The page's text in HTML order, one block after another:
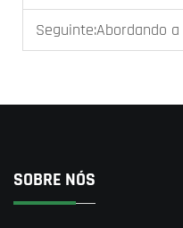
Seguinte:Abordando a escaseza de man de
SOBRE NÓS